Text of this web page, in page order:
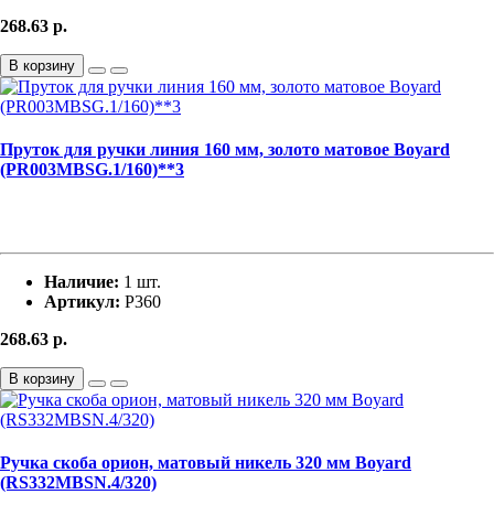
268.63 р.
В корзину
Пруток для ручки линия 160 мм, золото матовое Boyard
(PR003MBSG.1/160)**3
Наличие: 1 шт.
Артикул: Р360
268.63 р.
В корзину
Ручка скоба орион, матовый никель 320 мм Boyard
(RS332MBSN.4/320)